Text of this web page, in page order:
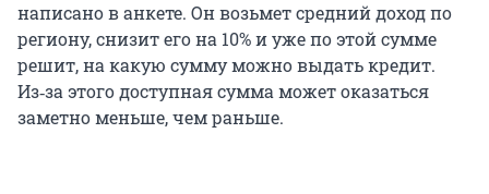
написано в анкете. Он возьмет средний доход по
региону, снизит его на 10% и уже по этой сумме
решит, на какую сумму можно выдать кредит.
Из‑за этого доступная сумма может оказаться
заметно меньше, чем раньше.